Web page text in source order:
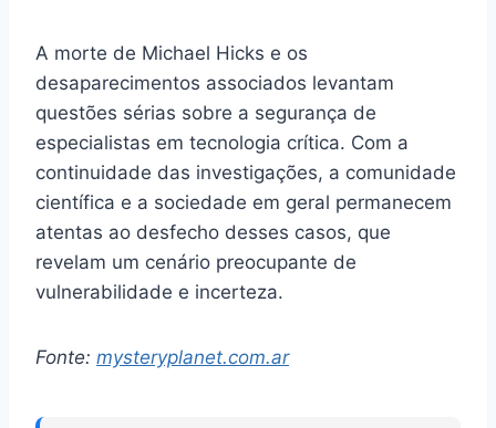
A morte de Michael Hicks e os
desaparecimentos associados levantam
questões sérias sobre a segurança de
especialistas em tecnologia crítica. Com a
continuidade das investigações, a comunidade
científica e a sociedade em geral permanecem
atentas ao desfecho desses casos, que
revelam um cenário preocupante de
vulnerabilidade e incerteza.
Fonte: mysteryplanet.com.ar